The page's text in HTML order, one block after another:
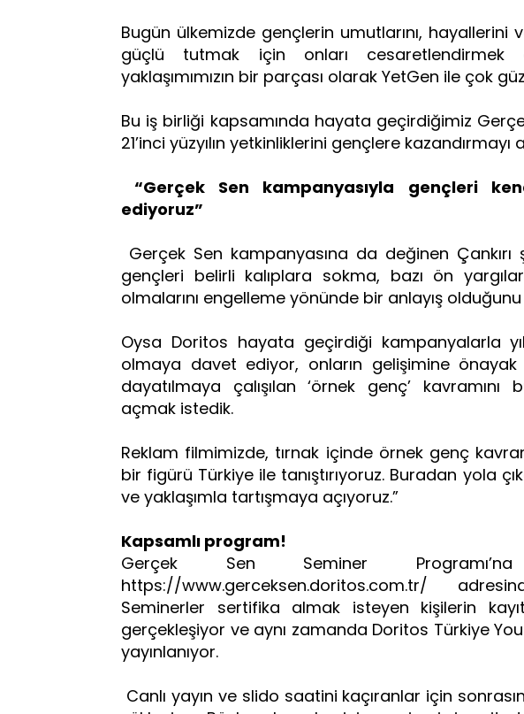
Bugün ülkemizde gençlerin umutlarını, hayallerini
güçlü tutmak için onları cesaretlendirmek
yaklaşımımızın bir parçası olarak YetGen ile çok
Bu iş birliği kapsamında hayata geçirdiğimiz
21’inci yüzyılın yetkinliklerini gençlere kazandırmayı
“Gerçek Sen kampanyasıyla gençleri
ediyoruz”
Gerçek Sen kampanyasına da değinen
gençleri belirli kalıplara sokma, bazı ön
olmalarını engelleme yönünde bir anlayış
Oysa Doritos hayata geçirdiği kampanyalarla
olmaya davet ediyor, onların gelişimine önayak
dayatılmaya çalışılan ‘örnek genç’
açmak istedik.
Reklam filmimizde, tırnak içinde örnek genç
bir figürü Türkiye ile tanıştırıyoruz. Buradan yola
ve yaklaşımla tartışmaya açıyoruz.”
Kapsamlı program!
Gerçek Sen Seminer
https://www.gerceksen.doritos.com.tr/
Seminerler sertifika almak isteyen kişilerin
gerçekleşiyor ve aynı zamanda Doritos Türkiye
yayınlanıyor.
Canlı yayın ve slido saatini kaçıranlar için